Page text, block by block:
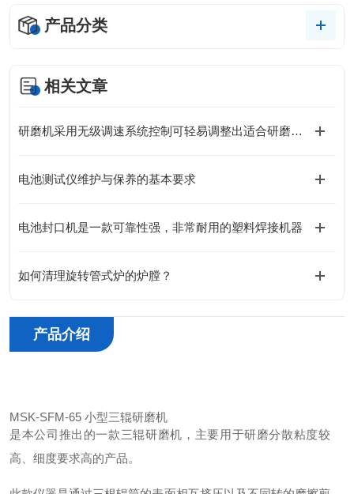
产品分类
相关文章
研磨机采用无级调速系统控制可轻易调整出适合研磨各种部件的研磨速度
电池测试仪维护与保养的基本要求
电池封口机是一款可靠性强，非常耐用的塑料焊接机器
如何清理旋转管式炉的炉膛？
产品介绍
MSK-SFM-65 小型三辊研磨机
是本公司推出的一款三辊研磨机，主要用于研磨分散粘度较
高、细度要求高的产品。